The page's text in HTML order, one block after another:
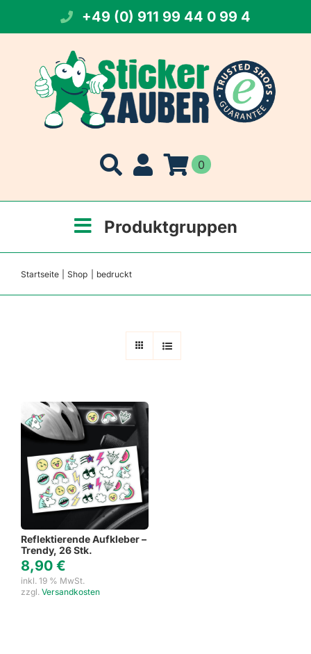
springen
+49 (0) 911 99 44 0 99 4
0
Produktgruppen
Startseite Shop bedruckt
Reflektierende Aufkleber –
Trendy, 26 Stk.
8,90 €
inkl. 19 % MwSt.
zzgl. Versandkosten